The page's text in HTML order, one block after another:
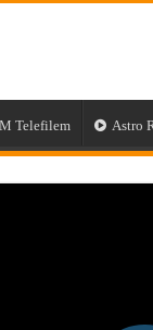
Telefilem Astro